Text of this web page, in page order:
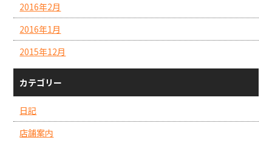
2016年2月
2016年1月
2015年12月
カテゴリー
日記
店舗案内